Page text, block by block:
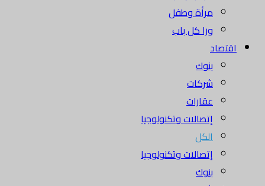
مرأة وطفل
ورا كل باب
اقتصاد
بنوك
شركات
عقارات
إتصالات وتكنولوجيا
الكل
إتصالات وتكنولوجيا
بنوك